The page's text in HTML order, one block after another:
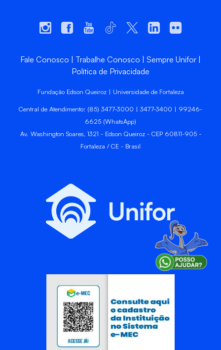
Fale Conosco Trabalhe Conosco
Sempre Unifor
Política de Privacidade
Fundação Edson Queiroz | Universidade de Fortaleza
Central de Atendimento: (85) 3477-3000 | 3477-3400 | 99246-
6625 (WhatsApp)
Av. Washington Soares, 1321 - Edson Queiroz - CEP 60811-905 -
Fortaleza / CE - Brasil